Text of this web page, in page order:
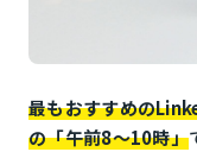
最もおすすめの
の「午前8〜10時」